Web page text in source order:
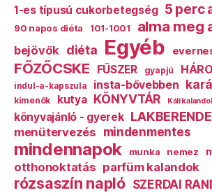
1-es típusú cukorbetegség 5 perc
90 napos diéta 101-1001 alma meg
bejövők diéta Egyéb
FŐZŐCSKE FŰSZER gyapjú
indul-a-kapszula insta-bővebben
kimenők kutya KÖNYVTÁR Káli
könyvajánló - gyerek
menütervezés mindenmentes
mindennapok munka nemez
otthonoktatás parfüm kalandok
rózsaszín napló SZERDAI